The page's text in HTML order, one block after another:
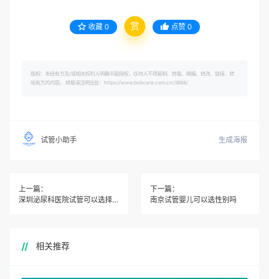
收藏 0 赏 点赞 0
版权：未经有方及/或相关权利人明确书面授权，任何人不得复制、转载、摘编、修改、链接、转
帖有方的内容。 转载请注明出处：https://www.bobcare.com.cn/3868/
试管小助手 生成海报
上一篇：
深圳泌尿科医院试管可以选择性别吗
下一篇：
南京试管婴儿可以选性别吗
相关推荐